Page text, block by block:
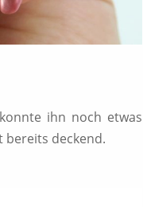
ihn noch etwas
bereits deckend.